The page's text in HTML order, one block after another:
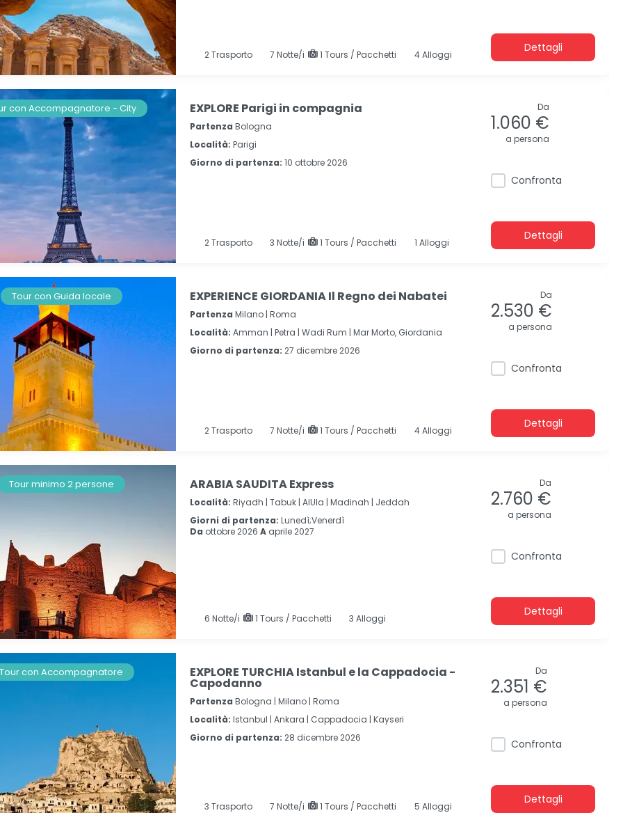
2Trasporto 7 Notte/i 1 Tours / Pacchetti 4 Alloggi
Dettagli
con Accompagnatore - City EXPLORE Parigi in compagnia
Partenza Bologna
Località: Parigi
Giorno di partenza: 10 ottobre 2026
2Trasporto 3 Notte/i 1 Tours / Pacchetti 1 Alloggi
Da
1.060 €
a persona
Confronta
Dettagli
Tour con Guida locale EXPERIENCE GIORDANIA Il Regno dei Nabatei
Partenza Milano | Roma
Località: Amman | Petra | Wadi Rum | Mar Morto, Giordania
Giorno di partenza: 27 dicembre 2026
2Trasporto 7 Notte/i 1 Tours / Pacchetti 4 Alloggi
Da
2.530 €
a persona
Confronta
Dettagli
Tour minimo 2 persone ARABIA SAUDITA Express
Località: Riyadh | Tabuk | AlUla | Madinah | Jeddah
Giorni di partenza: Lunedì;Venerdì
Da ottobre 2026 A aprile 2027
6 Notte/i 1 Tours / Pacchetti 3 Alloggi
Da
2.760 €
a persona
Confronta
Dettagli
Tour con Accompagnatore EXPLORE TURCHIA Istanbul e la Cappadocia -
Capodanno
Partenza Bologna | Milano | Roma
Località: Istanbul | Ankara | Cappadocia | Kayseri
Giorno di partenza: 28 dicembre 2026
3 Trasporto 7 Notte/i 1 Tours / Pacchetti 5 Alloggi
Da
2.351 €
a persona
Confronta
Dettagli